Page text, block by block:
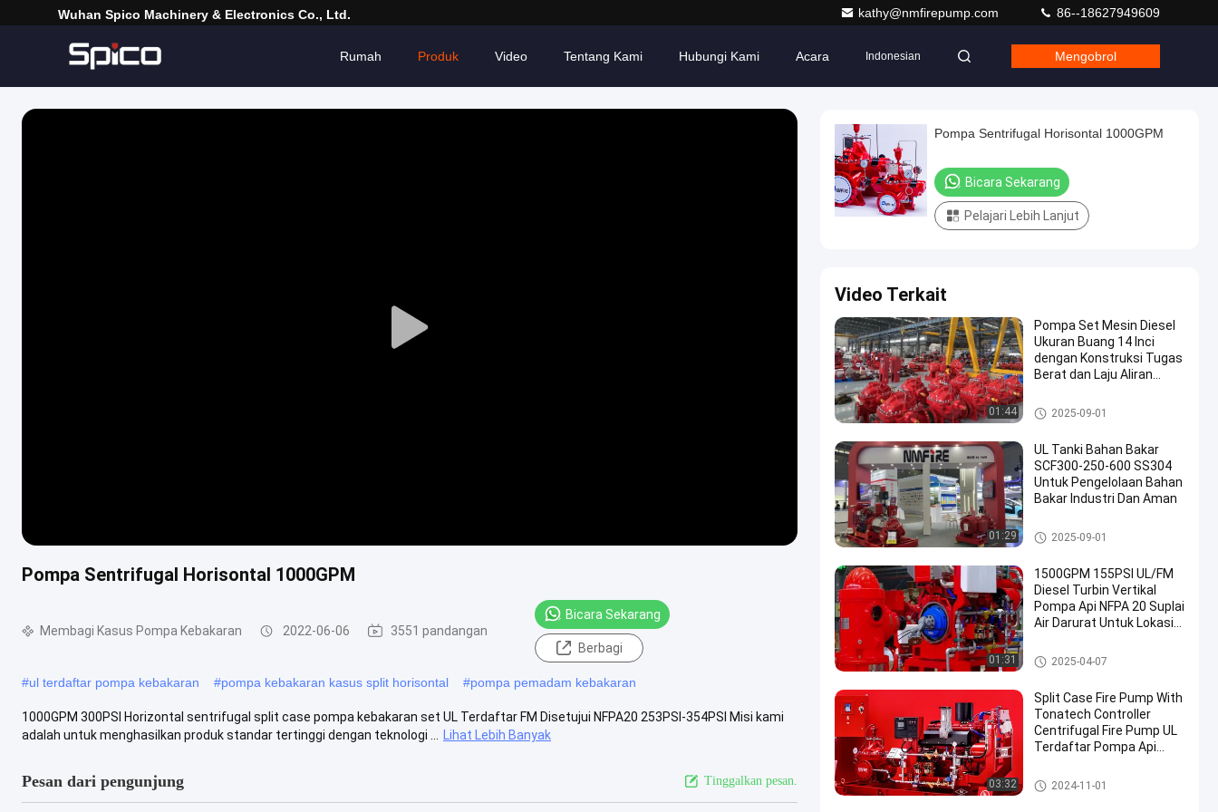
Wuhan Spico Machinery & Electronics Co., Ltd. kathy@nmfirepump.com 86--18627949609
Rumah Produk Video Tentang Kami Hubungi Kami Acara Indonesian Mengobrol
Play
Pompa Sentrifugal Horisontal 1000GPM
Membagi Kasus Pompa Kebakaran 2022-06-06 3551 pandangan
Bicara Sekarang
Berbagi
#ul terdaftar pompa kebakaran #pompa kebakaran kasus split horisontal #pompa pemadam kebakaran
1000GPM 300PSI Horizontal sentrifugal split case pompa kebakaran set UL Terdaftar FM Disetujui NFPA20 253PSI-354PSI Misi kami
adalah untuk menghasilkan produk standar tertinggi dengan teknologi ...
Lihat Lebih Banyak
Pesan dari pengunjung Tinggalkan pesan.
Pompa Sentrifugal Horisontal 1000GPM
Bicara Sekarang
Pelajari Lebih Lanjut
Video Terkait
01:44
Pompa Set Mesin Diesel
Ukuran Buang 14 Inci
dengan Konstruksi Tugas
Berat dan Laju Aliran
Membagi Kasus Pompa Kebak
aran
2025-09-01
01:29
UL Tanki Bahan Bakar
SCF300-250-600 SS304
Untuk Pengelolaan Bahan
Bakar Industri Dan Aman
Membagi Kasus Pompa Kebak
aran
2025-09-01
01:31
1500GPM 155PSI UL/FM
Diesel Turbin Vertikal
Pompa Api NFPA 20 Suplai
Air Darurat Untuk Lokasi
NMFIRE
Pompa Kebakaran Turbin Verti
kal
2025-04-07
03:32
Split Case Fire Pump With
Tonatech Controller
Centrifugal Fire Pump UL
Terdaftar Pompa Api
kebakaran -000
Membagi Kasus Pompa Kebak
aran
2024-11-01